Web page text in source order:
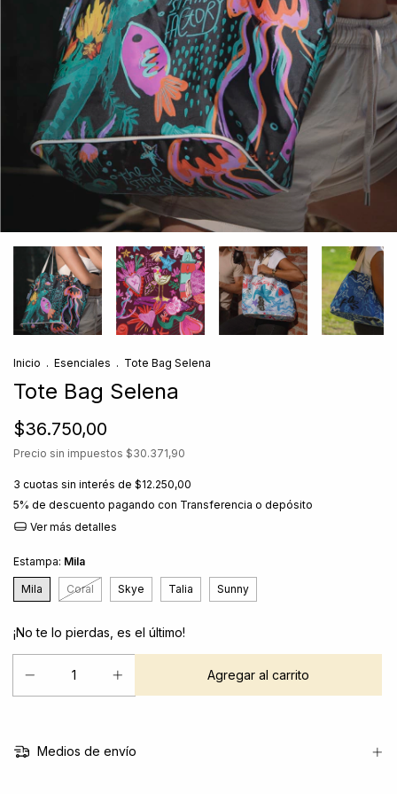
Inicio . Esenciales . Tote Bag Selena
Tote Bag Selena
$36.750,00
Precio sin impuestos $30.371,90
3 cuotas sin interés de $12.250,00
5% de descuento pagando con Transferencia o depósito
Ver más detalles
Estampa: Mila
Mila Coral Skye Talia Sunny
¡No te lo pierdas, es el último!
Medios de envío